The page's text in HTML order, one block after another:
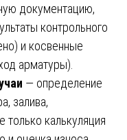
документацию,
контрольного
и косвенные
арматуры).
— определение
залива,
калькуляция